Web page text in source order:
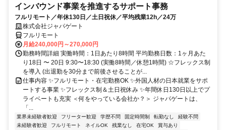
インバウンド事業を推進するサポート事務
フルリモート／年休130日／土日祝休／平均残業12h／24万
株式会社ジャパゲート
フルリモート
月給240,000円～270,000円
勤務時間詳細 実働時間：1日あたり8時間 平均勤務日数：1ヶ月あた
り18日 〜 20日 9:30〜18:30 (実働8時間／休憩1時間) ☆フレックス制
を導入 (出退勤を30分まで前後させることが...
仕事内容 ✨フルリモート・在宅勤務OK ✨外国人材の日本就業をサポ
ートする事業 ✨フレックス制＆土日祝休み ✨年間休日130日以上でプ
ライベートも充実 ＜何をやっている会社か？＞ ジャパゲートは、
「...
業界未経験者歓迎 フリーター歓迎 学歴不問 固定時間制 転勤なし
経験不問
未経験者歓迎
フルリモート ネイルOK 残業なし 在宅OK
賞与あり